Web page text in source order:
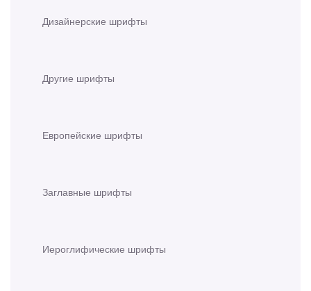
Дизайнерские шрифты
Другие шрифты
Европейские шрифты
Заглавные шрифты
Иероглифические шрифты